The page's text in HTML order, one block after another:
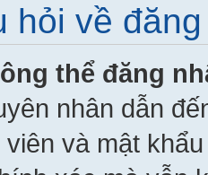
hỏi về
thể đăng
nhân dẫn
viên và mật